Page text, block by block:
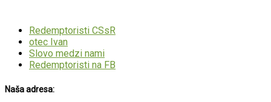
Redemptoristi CSsR
otec Ivan
Slovo medzi nami
Redemptoristi na FB
Naša adresa: